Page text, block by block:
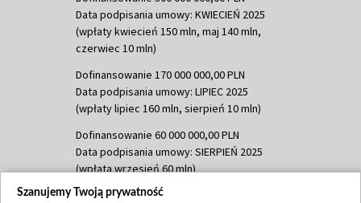
Data podpisania umowy: KWIECIEŃ 2025
(wpłaty kwiecień 150 mln, maj 140 mln,
czerwiec 10 mln)
Dofinansowanie 170 000 000,00 PLN
Data podpisania umowy: LIPIEC 2025
(wpłaty lipiec 160 mln, sierpień 10 mln)
Dofinansowanie 60 000 000,00 PLN
Data podpisania umowy: SIERPIEŃ 2025
(wpłata wrzesień 60 mln)
Dofinansowanie 635 783 051,21 PLN
Szanujemy Twoją prywatność